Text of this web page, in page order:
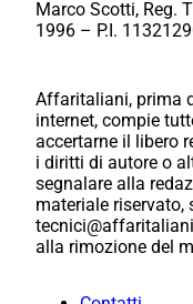
Marco Scotti, Reg.
1996 – P.I.
Affaritaliani, prima
internet, compie
accertarne il libero
i diritti di autore o
segnalare alla
materiale riservato,
alla rimozione del